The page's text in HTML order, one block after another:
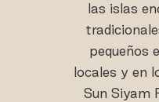
las islas
pequeños
locales y en
Sun Siyam